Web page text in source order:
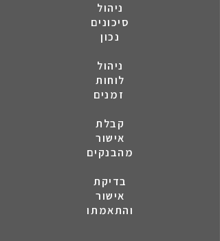
ניהול
סיכונים
נכון
ניהול
לוחות
קבלת
אישור
מהבנקים
בדיקת
אישור
והתאמתו